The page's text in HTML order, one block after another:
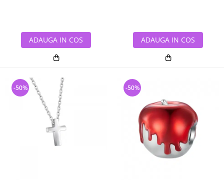
ADAUGA IN COS ADAUGA IN COS
-50% -50%